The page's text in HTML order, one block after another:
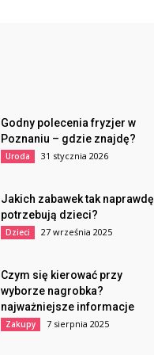
Godny polecenia fryzjer w
Poznaniu – gdzie znajdę?
Uroda 31 stycznia 2026
Jakich zabawek tak naprawdę
potrzebują dzieci?
Dzieci 27 września 2025
Czym się kierować przy
wyborze nagrobka?
najważniejsze informacje
Zakupy 7 sierpnia 2025